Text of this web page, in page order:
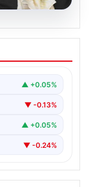
▲ +0.05%
▼ -0.13%
▲ +0.05%
▼ -0.24%